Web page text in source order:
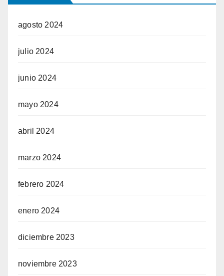
agosto 2024
julio 2024
junio 2024
mayo 2024
abril 2024
marzo 2024
febrero 2024
enero 2024
diciembre 2023
noviembre 2023